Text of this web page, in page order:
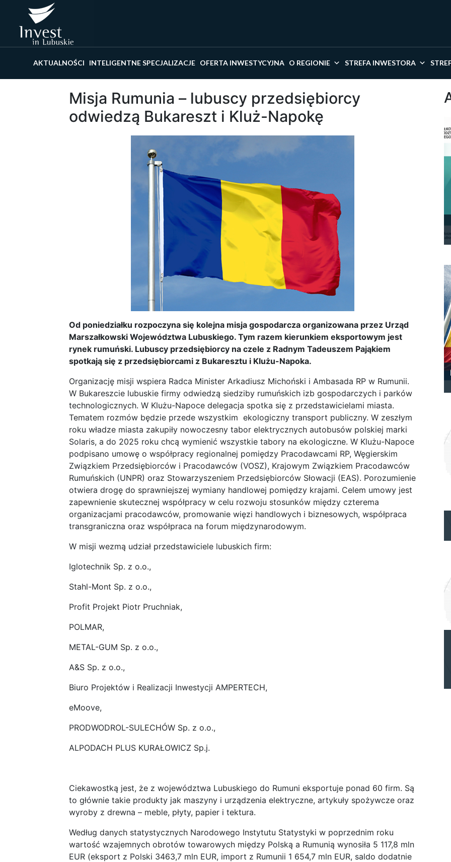
AKTUALNOŚCI INTELIGENTNE SPECJALIZACJE OFERTA INWESTYCYJNA O REGIONIE STREFA INWESTORA
Misja Rumunia – lubuscy przedsiębiorcy
odwiedzą Bukareszt i Kluż-Napokę
Od poniedziałku rozpoczyna się kolejna misja gospodarcza organizowana przez Urząd
Marszałkowski Województwa Lubuskiego. Tym razem kierunkiem eksportowym jest
rynek rumuński. Lubuscy przedsiębiorcy na czele z Radnym Tadeuszem Pająkiem
spotkają się z przedsiębiorcami z Bukaresztu i Klużu-Napoka.
Organizację misji wspiera Radca Minister Arkadiusz Michoński i Ambasada RP w Rumunii.
W Bukareszcie lubuskie firmy odwiedzą siedziby rumuńskich izb gospodarczych i parków
technologicznych. W Klużu-Napoce delegacja spotka się z przedstawicielami miasta.
Tematem rozmów będzie przede wszystkim ekologiczny transport publiczny. W zeszłym
roku władze miasta zakupiły nowoczesny tabor elektrycznych autobusów polskiej marki
Solaris, a do 2025 roku chcą wymienić wszystkie tabory na ekologiczne. W Klużu-Napoce
podpisano umowę o współpracy regionalnej pomiędzy Pracodawcami RP, Węgierskim
Związkiem Przedsiębiorców i Pracodawców (VOSZ), Krajowym Związkiem Pracodawców
Rumuńskich (UNPR) oraz Stowarzyszeniem Przedsiębiorców Słowacji (EAS). Porozumienie
otwiera drogę do sprawniejszej wymiany handlowej pomiędzy krajami. Celem umowy jest
zapewnienie skutecznej współpracy w celu rozwoju stosunków między czterema
organizacjami pracodawców, promowanie więzi handlowych i biznesowych, współpraca
transgraniczna oraz współpraca na forum międzynarodowym.
W misji wezmą udział przedstawiciele lubuskich firm:
Iglotechnik Sp. z o.o.,
Stahl-Mont Sp. z o.o.,
Profit Projekt Piotr Pruchniak,
POLMAR,
METAL-GUM Sp. z o.o.,
A&S Sp. z o.o.,
Biuro Projektów i Realizacji Inwestycji AMPERTECH,
eMoove,
PRODWODROL-SULECHÓW Sp. z o.o.,
ALPODACH PLUS KURAŁOWICZ Sp.j.
Ciekawostką jest, że z województwa Lubuskiego do Rumuni eksportuje ponad 60 firm. Są
to głównie takie produkty jak maszyny i urządzenia elektryczne, artykuły spożywcze oraz
wyroby z drewna – meble, płyty, papier i tektura.
Według danych statystycznych Narodowego Instytutu Statystyki w poprzednim roku
wartość wzajemnych obrotów towarowych między Polską a Rumunią wynosiła 5 117,8 mln
EUR (eksport z Polski 3463,7 mln EUR, import z Rumunii 1 654,7 mln EUR, saldo dodatnie